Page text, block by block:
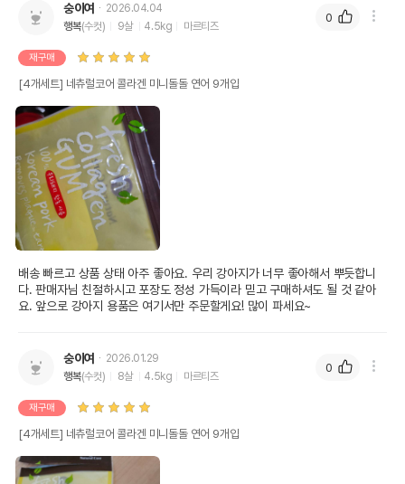
숭이여
2026.04.04
행복(수컷) 9살 4.5kg 마르티즈
재구매
[4개세트] 네츄럴코어 콜라겐 미니돌돌 연어 9개입
​배송 빠르고 상품 상태 아주 좋아요. 우리 강아지가 너무 좋아해서 뿌듯합니
다. 판매자님 친절하시고 포장도 정성 가득이라 믿고 구매하셔도 될 것 같아
요. 앞으로 강아지 용품은 여기서만 주문할게요! 많이 파세요~
0
숭이여
2026.01.29
행복(수컷) 8살 4.5kg 마르티즈
재구매
[4개세트] 네츄럴코어 콜라겐 미니돌돌 연어 9개입
0